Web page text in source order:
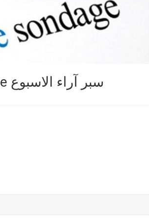
Le Sondage de la Semaine سبر آراء الاسبوع